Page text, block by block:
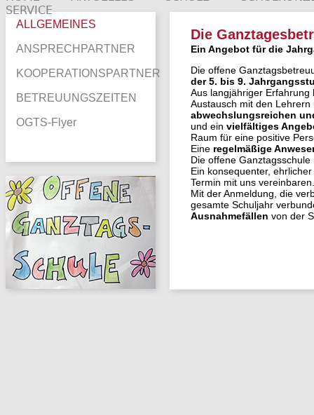
SERVICE
ALLGEMEINES
ANSPRECHPARTNER
KOOPERATIONSPARTNER
BETREUUNGSZEITEN
OGTS-Flyer
Die
Ein Angebot für die
Die offene
der 5. bis 9.
Aus langjähriger
Austausch mit den
abwechslungsreichen
und ein vielfältiges
Raum für eine positive
Eine regelmäßige
Die offene
Ein konsequenter,
Termin mit uns vereinbaren.
Mit der Anmeldung, die
gesamte Schuljahr
Ausnahmefällen von der